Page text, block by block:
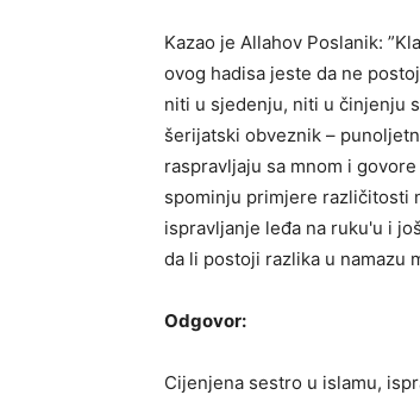
Kazao je Allahov Poslanik:
ovog hadisa jeste da ne
niti u sjedenju, niti u činjenju
šerijatski obveznik –
raspravljaju sa mnom i
spominju primjere različitosti
ispravljanje leđa na ruku'u i
da li postoji razlika u namazu
Odgovor:
Cijenjena sestro u islamu,